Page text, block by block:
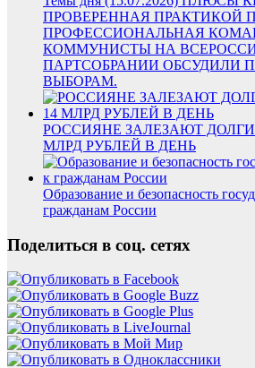
ПРОВЕРЕННАЯ ПРАКТИКОЙ
ПРОФЕССИОНАЛЬНАЯ
КОММУНИСТЫ НА
ПАРТСОБРАНИИ ОБСУДИЛИ
ВЫБОРАМ.
РОССИЯНЕ ЗАЛЕЗАЮТ
МЛРД РУБЛЕЙ В ДЕНЬ
Образование и безопасность
гражданам России
Поделиться в соц. сетях